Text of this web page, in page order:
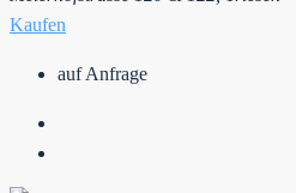
Kaufen
auf Anfrage